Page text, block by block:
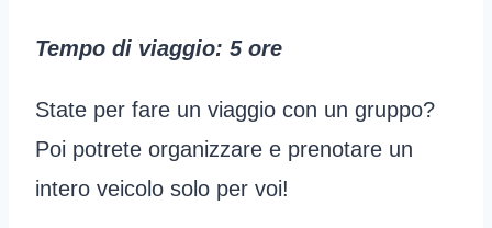
Tempo di viaggio: 5 ore
State per fare un viaggio con un gruppo?
Poi potrete organizzare e prenotare un
intero veicolo solo per voi!